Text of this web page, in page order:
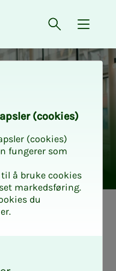
Åpne søk
{
(cookies)
(cookies)
fungerer som
å bruke cookies
markedsføring.
du